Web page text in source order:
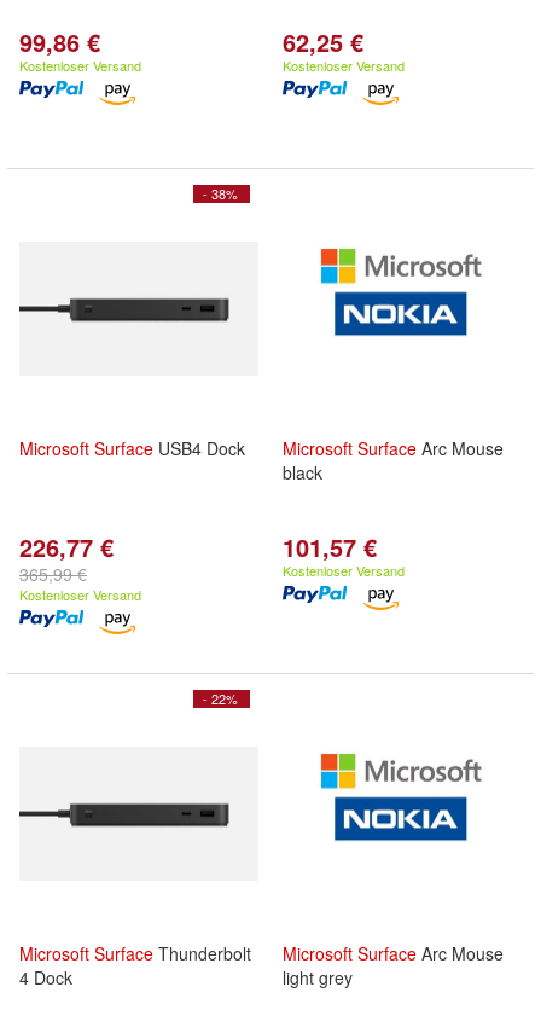
99,86 €
Kostenloser Versand
62,25 €
Kostenloser Versand
- 38%
Microsoft Surface USB4 Dock
226,77 €
365,99 €
Kostenloser Versand
Microsoft Surface Arc Mouse
black
101,57 €
Kostenloser Versand
- 22%
Microsoft Surface Thunderbolt
4 Dock
Microsoft Surface Arc Mouse
light grey